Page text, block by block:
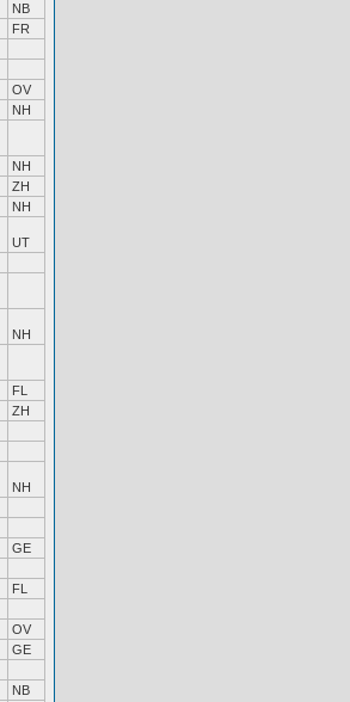
NB
FR
OV
NH
NH
ZH
NH
UT
NH
FL
ZH
NH
GE
FL
OV
GE
NB